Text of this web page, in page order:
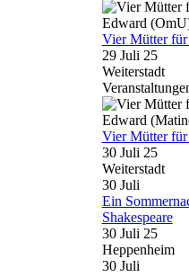
Vier Mütter
29 Juli 25
Weiterstadt
Vier Mütter
30 Juli 25
Weiterstadt
30 Juli
Ein
Shakespeare
30 Juli 25
Heppenheim
30 Juli